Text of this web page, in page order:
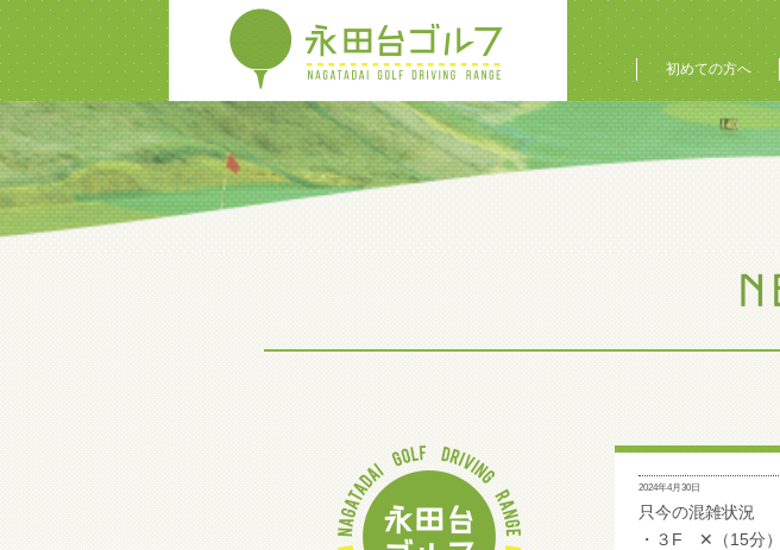
初めての方へ
2024年4月30日
只今の混雑状況
・３F ✕（15分）